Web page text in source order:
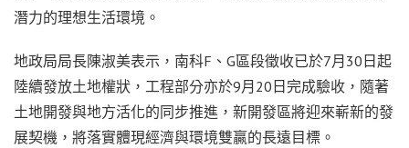
潛力的理想生活環境。
地政局局長陳淑美表示，南科F、G區段徵收已於7月30日起
陸續發放土地權狀，工程部分亦於9月20日完成驗收，隨著
土地開發與地方活化的同步推進，新開發區將迎來嶄新的發
展契機，將落實體現經濟與環境雙贏的長遠目標。